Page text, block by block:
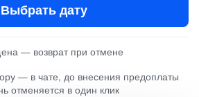
Выбрать дату
— возврат при отмене
— в чате, до внесения предоплаты
отменяется в один клик